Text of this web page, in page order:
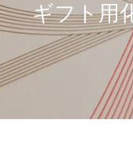
ギフト用